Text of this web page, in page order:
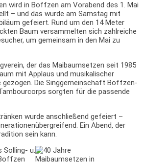
wird in Boffzen am Vorabend des 1. Mai
– und das wurde am Samstag mit
gefeiert. Rund um den 14 Meter
Baum versammelten sich zahlreiche
um gemeinsam in den Mai zu
der das Maibaumsetzen seit 1985
mit Applaus und musikalischer
gezogen. Die Singgemeinschaft Boffzen-
sorgten für die passende
wurde anschließend gefeiert –
Ein Abend, der
sein kann.